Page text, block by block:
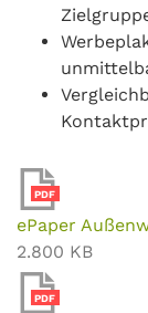
PDF
ePaper
2.800 KB
PDF